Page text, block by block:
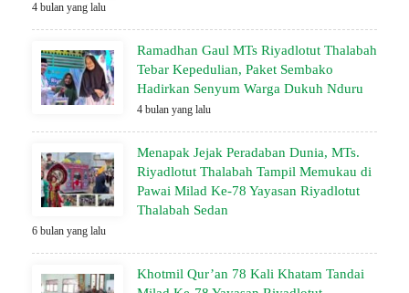
4 bulan yang lalu
Ramadhan Gaul MTs Riyadlotut Thalabah
Tebar Kepedulian, Paket Sembako
Hadirkan Senyum Warga Dukuh Nduru
4 bulan yang lalu
Menapak Jejak Peradaban Dunia, MTs.
Riyadlotut Thalabah Tampil Memukau di
Pawai Milad Ke-78 Yayasan Riyadlotut
Thalabah Sedan
6 bulan yang lalu
Khotmil Qur’an 78 Kali Khatam Tandai